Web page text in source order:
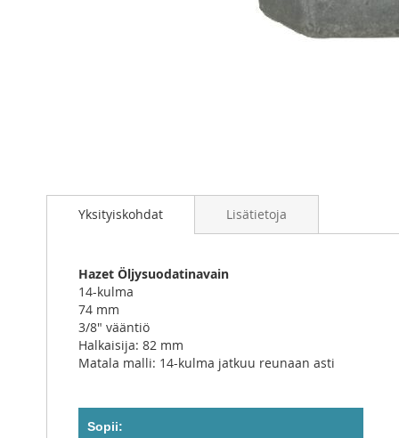
to
images
gallery
Yksityiskohdat
Hazet Öljysuodatinavain
14-kulma
74 mm
3/8" vääntiö
Halkaisija: 82 mm
Matala malli: 14-kulma jatkuu reunaan asti
Sopii:
Lisätietoja